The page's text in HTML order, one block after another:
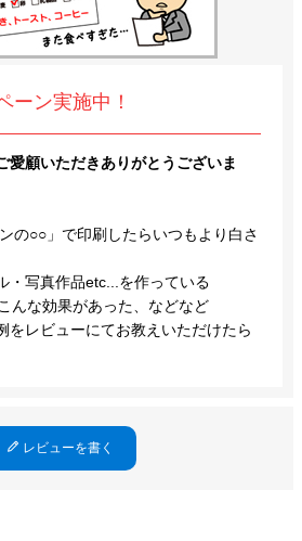
ーン実施中！
愛顧いただきありがとうございま
の○○」で印刷したらいつもより白さ
・写真作品etc...を作っている
んな効果があった、などなど
をレビューにてお教えいただけたら
レビューを書く